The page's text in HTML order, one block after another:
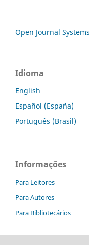
Open Journal Systems
Idioma
English
Español (España)
Português (Brasil)
Informações
Para Leitores
Para Autores
Para Bibliotecários